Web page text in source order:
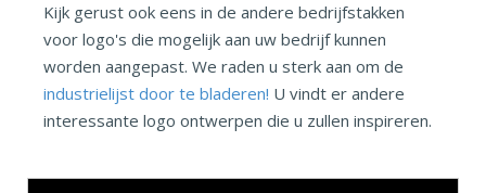
Kijk gerust ook eens in de andere bedrijfstakken
voor logo's die mogelijk aan uw bedrijf kunnen
worden aangepast. We raden u sterk aan om de
industrielijst door te bladeren! U vindt er andere
interessante logo ontwerpen die u zullen inspireren.